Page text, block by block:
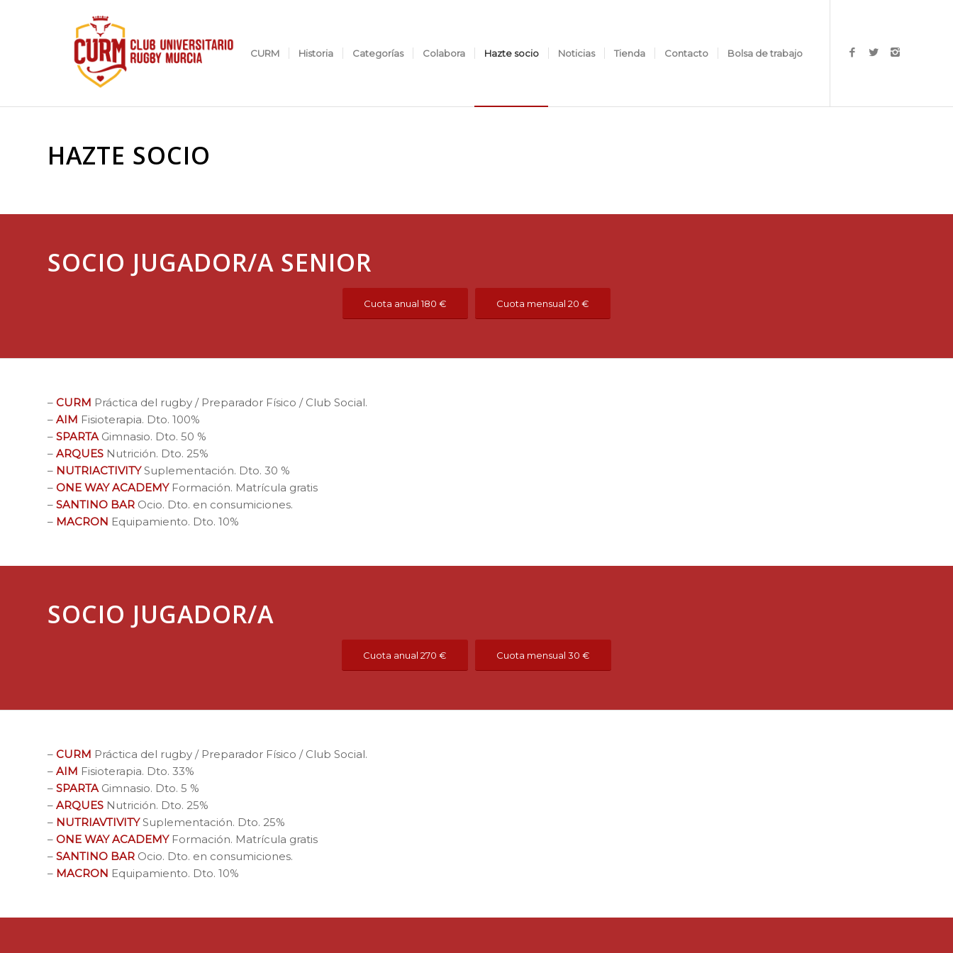
CURM Historia Categorías Colabora Hazte socio Noticias Tienda Contacto Bolsa de trabajo
HAZTE SOCIO
SOCIO JUGADOR/A SENIOR
Cuota anual 180 € Cuota mensual 20 €
– CURM Práctica del rugby / Preparador Físico / Club Social.
– AIM Fisioterapia. Dto. 100%
– SPARTAGimnasio. Dto. 50 %
– ARQUES Nutrición. Dto. 25%
– NUTRIACTIVITYSuplementación. Dto. 30 %
– ONE WAY ACADEMYFormación. Matrícula gratis
– SANTINO BAR Ocio. Dto. en consumiciones.
– MACRON Equipamiento. Dto. 10%
SOCIO JUGADOR/A
Cuota anual 270 € Cuota mensual 30 €
– CURM Práctica del rugby / Preparador Físico / Club Social.
– AIM Fisioterapia. Dto. 33%
– SPARTAGimnasio. Dto. 5 %
– ARQUES Nutrición. Dto. 25%
– NUTRIAVTIVITYSuplementación. Dto. 25%
– ONE WAY ACADEMYFormación. Matrícula gratis
– SANTINO BAR Ocio. Dto. en consumiciones.
– MACRON Equipamiento. Dto. 10%